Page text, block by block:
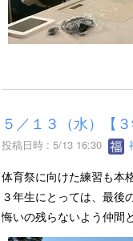
５／１３（水）【
投稿日時 : 5/13 16:30
体育祭に向けた練習も本
３年生にとっては、最後
悔いの残らないよう仲間